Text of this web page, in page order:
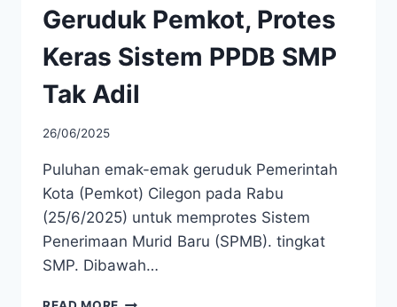
Geruduk Pemkot, Protes
Keras Sistem PPDB SMP
Tak Adil
26/06/2025
Puluhan emak-emak geruduk Pemerintah
Kota (Pemkot) Cilegon pada Rabu
(25/6/2025) untuk memprotes Sistem
Penerimaan Murid Baru (SPMB). tingkat
SMP. Dibawah…
EMAK-